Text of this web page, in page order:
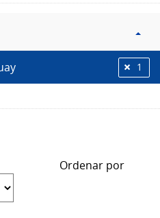
1
Ordenar por